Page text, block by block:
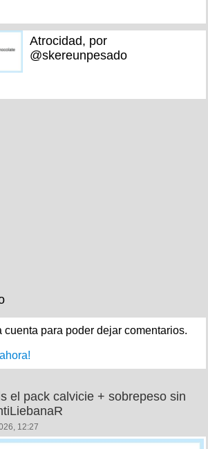
Atrocidad, por
@skereunpesado
cuenta para poder dejar comentarios.
el pack calvicie + sobrepeso sin
12:27